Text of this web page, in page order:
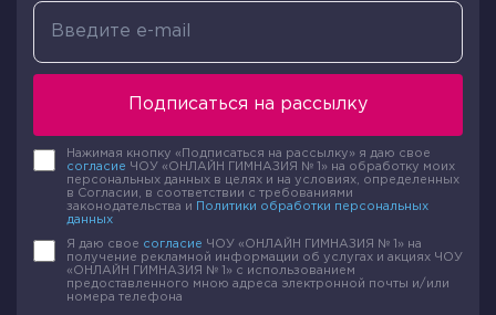
Подписаться на рассылку
Нажимая кнопку «Подписаться на рассылку» я даю свое
согласие ЧОУ «ОНЛАЙН ГИМНАЗИЯ № 1» на обработку моих
персональных данных в целях и на условиях, определенных
в Согласии, в соответствии с требованиями
законодательства и
Политики обработки персональных
данных
Я даю свое согласие ЧОУ «ОНЛАЙН ГИМНАЗИЯ № 1» на
получение рекламной информации об услугах и акциях ЧОУ
«ОНЛАЙН ГИМНАЗИЯ № 1» с использованием
предоставленного мною адреса электронной почты и/или
номера телефона